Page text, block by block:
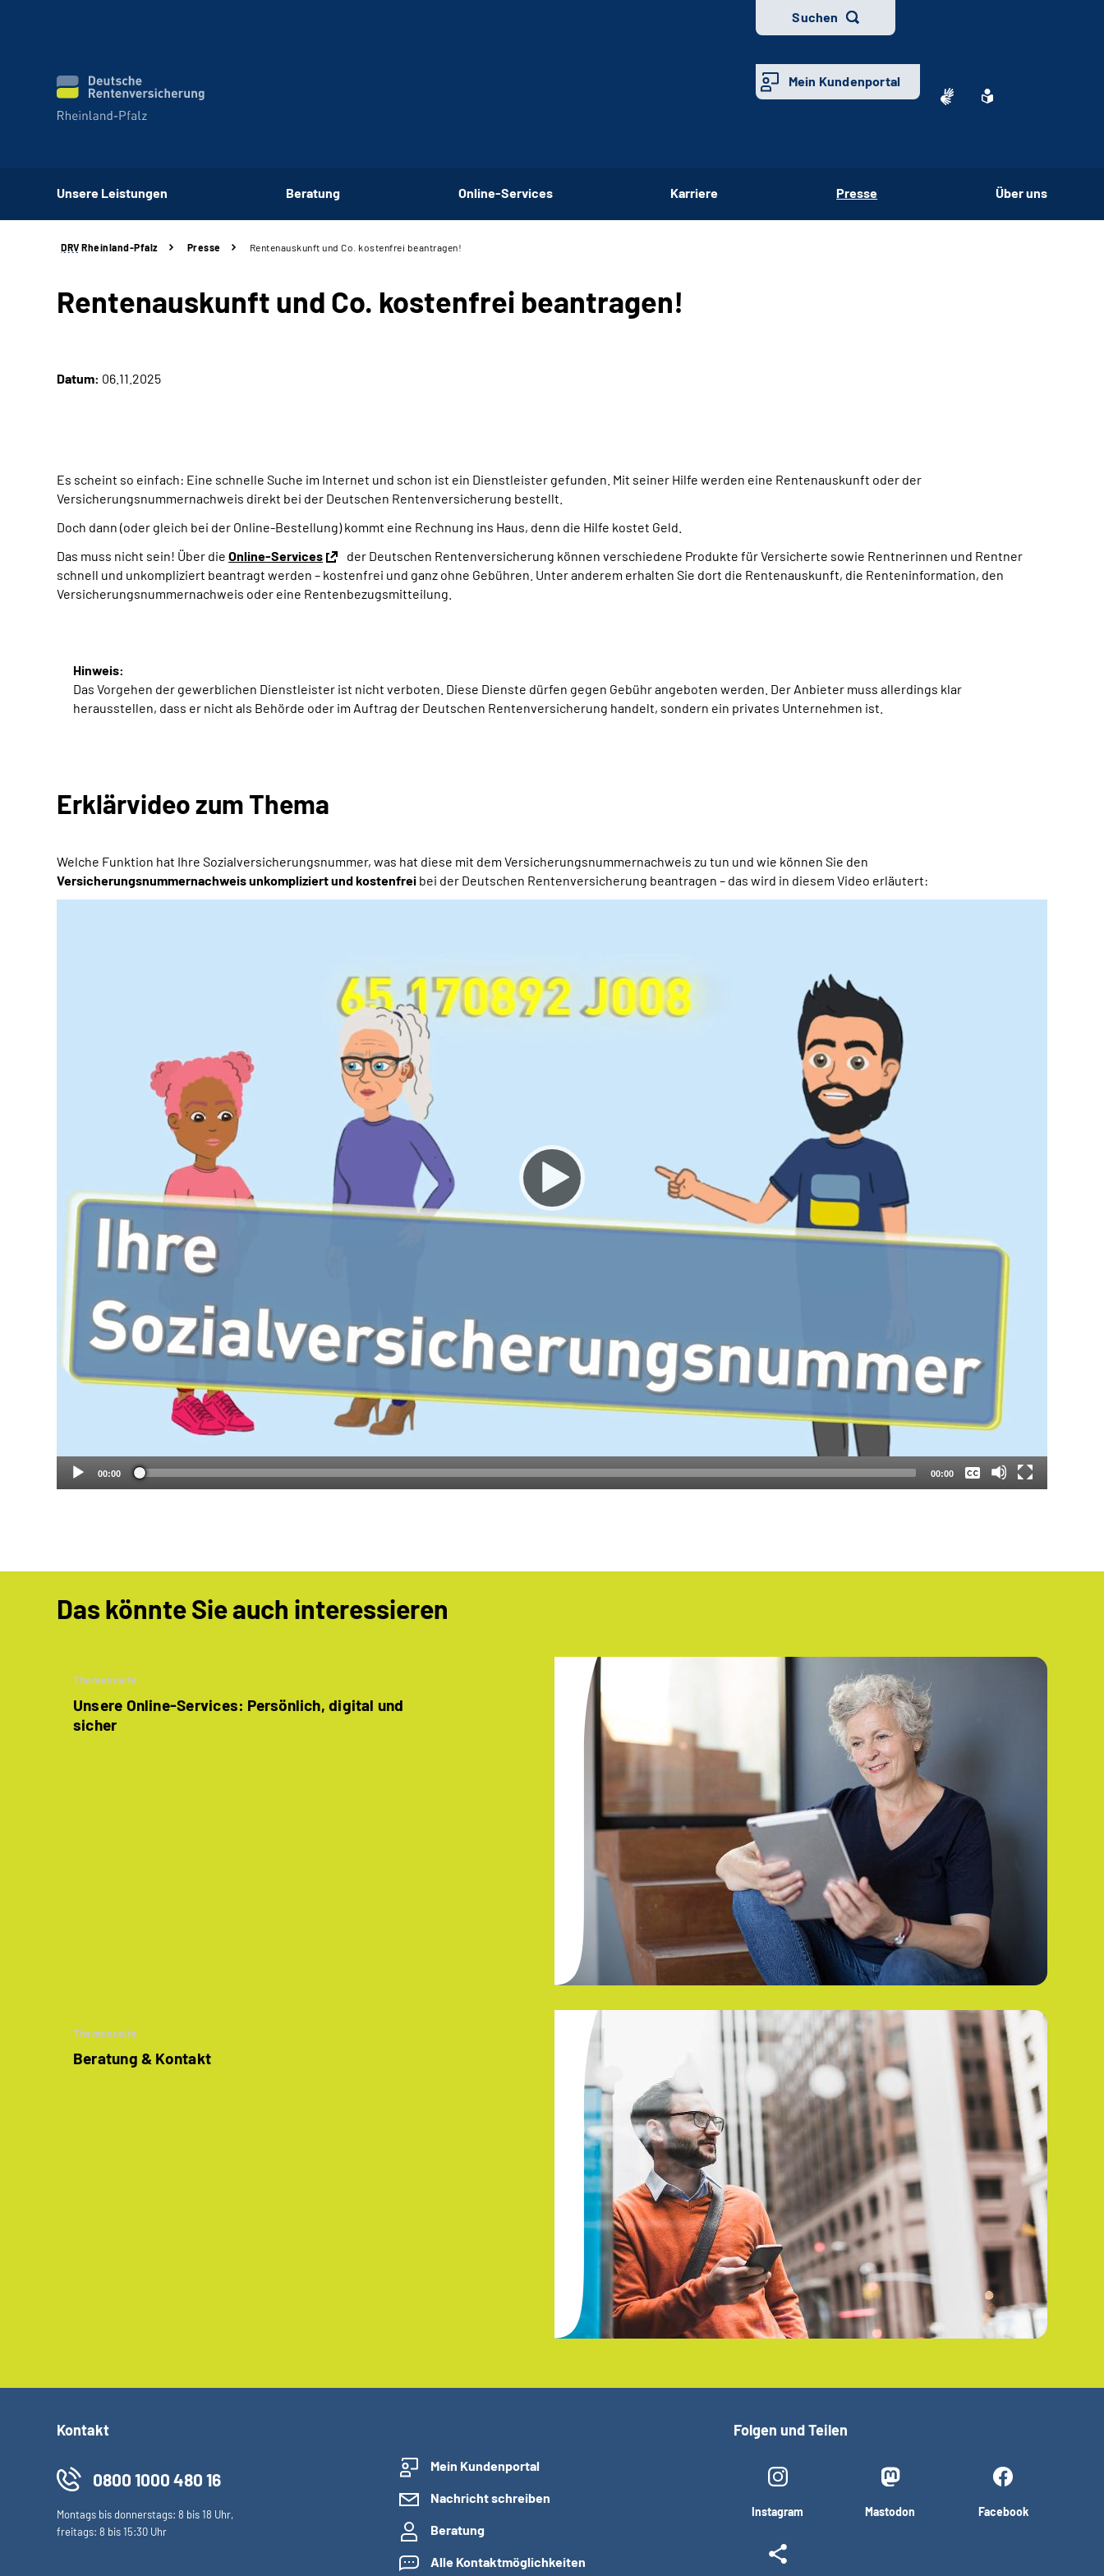
Suchen
Mein Kundenportal
Unsere Leistungen Beratung Online-Services Karriere Presse Über uns
DRV Rheinland-Pfalz Presse Rentenauskunft und Co. kostenfrei beantragen!
Rentenauskunft und Co. kostenfrei beantragen!
Datum: 06.11.2025
Es scheint so einfach: Eine schnelle Suche im Internet und schon ist ein Dienstleister gefunden. Mit seiner Hilfe werden eine Rentenauskunft oder der
Versicherungsnummernachweis direkt bei der Deutschen Rentenversicherung bestellt.
Doch dann (oder gleich bei der Online-Bestellung) kommt eine Rechnung ins Haus, denn die Hilfe kostet Geld.
Das muss nicht sein! Über die Online-Services
der Deutschen Rentenversicherung können verschiedene Produkte für Versicherte sowie Rentnerinnen und Rentner
schnell und unkompliziert beantragt werden – kostenfrei und ganz ohne Gebühren. Unter anderem erhalten Sie dort die Rentenauskunft, die Renteninformation, den
Versicherungsnummernachweis oder eine Rentenbezugsmitteilung.
Hinweis:
Das Vorgehen der gewerblichen Dienstleister ist nicht verboten. Diese Dienste dürfen gegen Gebühr angeboten werden. Der Anbieter muss allerdings klar
herausstellen, dass er nicht als Behörde oder im Auftrag der Deutschen Rentenversicherung handelt, sondern ein privates Unternehmen ist.
Erklärvideo zum Thema
Welche Funktion hat Ihre Sozialversicherungsnummer, was hat diese mit dem Versicherungsnummernachweis zu tun und wie können Sie den
Versicherungsnummernachweis unkompliziert und kostenfrei bei der Deutschen Rentenversicherung beantragen – das wird in diesem Video erläutert:
00:00 00:00
Keine
Das könnte Sie auch interessieren
Themenseite
Unsere Online-Services: Persönlich, digital und
sicher
Themenseite
Beratung & Kontakt
Kontakt
0800 1000 480 16
Montags bis donnerstags: 8 bis 18 Uhr,
freitags: 8 bis 15:30 Uhr
Mein Kundenportal
Nachricht schreiben
Beratung
Alle Kontaktmöglichkeiten
Folgen und Teilen
Instagram Mastodon Facebook